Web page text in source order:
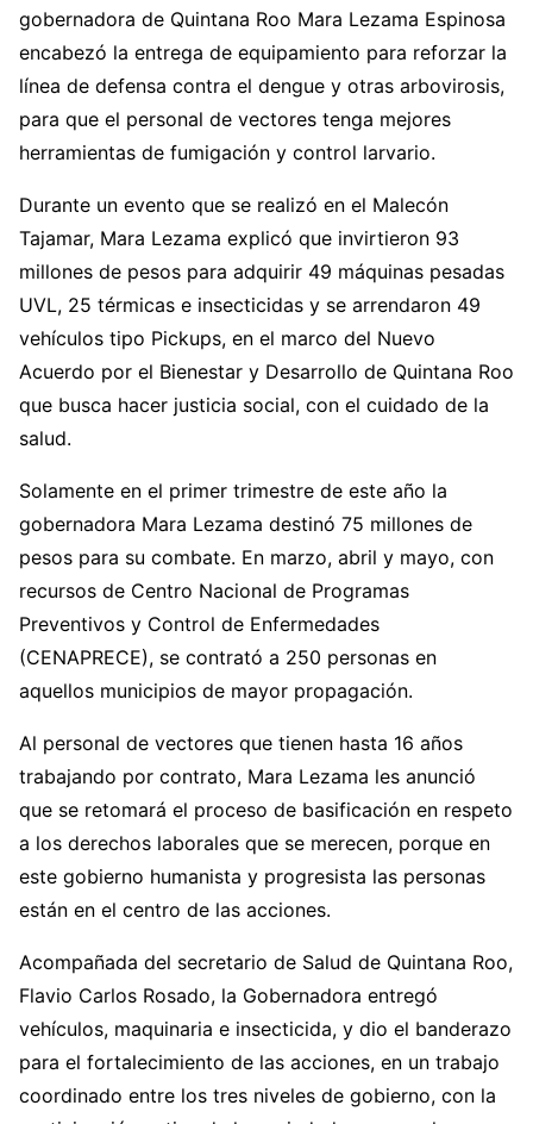
gobernadora de Quintana Roo Mara Lezama Espinosa
encabezó la entrega de equipamiento para reforzar la
línea de defensa contra el dengue y otras arbovirosis,
para que el personal de vectores tenga mejores
herramientas de fumigación y control larvario.
Durante un evento que se realizó en el Malecón
Tajamar, Mara Lezama explicó que invirtieron 93
millones de pesos para adquirir 49 máquinas pesadas
UVL, 25 térmicas e insecticidas y se arrendaron 49
vehículos tipo Pickups, en el marco del Nuevo
Acuerdo por el Bienestar y Desarrollo de Quintana Roo
que busca hacer justicia social, con el cuidado de la
salud.
Solamente en el primer trimestre de este año la
gobernadora Mara Lezama destinó 75 millones de
pesos para su combate. En marzo, abril y mayo, con
recursos de Centro Nacional de Programas
Preventivos y Control de Enfermedades
(CENAPRECE), se contrató a 250 personas en
aquellos municipios de mayor propagación.
Al personal de vectores que tienen hasta 16 años
trabajando por contrato, Mara Lezama les anunció
que se retomará el proceso de basificación en respeto
a los derechos laborales que se merecen, porque en
este gobierno humanista y progresista las personas
están en el centro de las acciones.
Acompañada del secretario de Salud de Quintana Roo,
Flavio Carlos Rosado, la Gobernadora entregó
vehículos, maquinaria e insecticida, y dio el banderazo
para el fortalecimiento de las acciones, en un trabajo
coordinado entre los tres niveles de gobierno, con la